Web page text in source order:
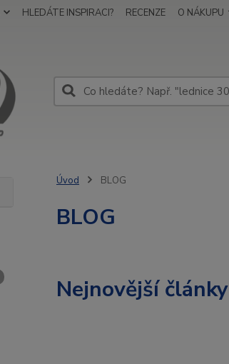
HLEDÁTE INSPIRACI? RECENZE O NÁKUPU
Úvod BLOG
BLOG
Nejnovější články